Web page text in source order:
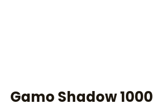
Gamo Shadow 1000